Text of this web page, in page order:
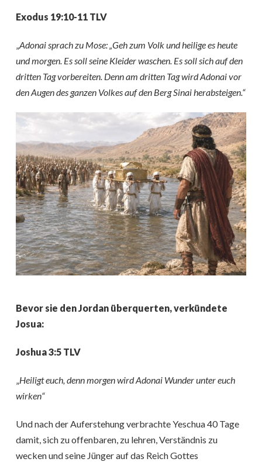
Exodus 19:10-11 TLV
„Adonai sprach zu Mose: „Geh zum Volk und heilige es heute
und morgen. Es soll seine Kleider waschen. Es soll sich auf den
dritten Tag vorbereiten. Denn am dritten Tag wird Adonai vor
den Augen des ganzen Volkes auf den Berg Sinai herabsteigen.“
Bevor sie den Jordan überquerten, verkündete
Josua:
Joshua 3:5 TLV
„Heiligt euch, denn morgen wird Adonai Wunder unter euch
wirken“
Und nach der Auferstehung verbrachte Yeschua 40 Tage
damit, sich zu offenbaren, zu lehren, Verständnis zu
wecken und seine Jünger auf das Reich Gottes